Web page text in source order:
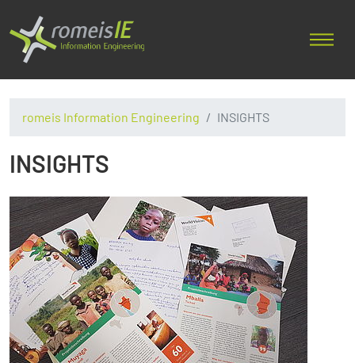
romeis Information Engineering INSIGHTS
INSIGHTS